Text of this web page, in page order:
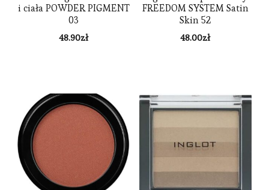
i ciała POWDER PIGMENT
03
48.90zł
FREEDOM SYSTEM Satin
Skin 52
48.00zł